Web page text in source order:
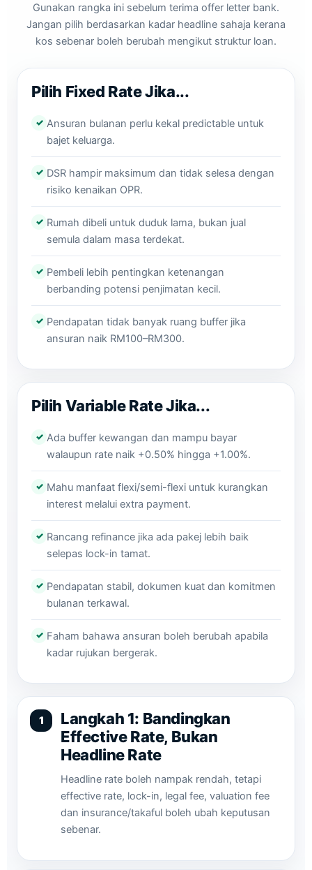
Gunakan rangka ini sebelum terima offer letter bank.
Jangan pilih berdasarkan kadar headline sahaja kerana
kos sebenar boleh berubah mengikut struktur loan.
Pilih Fixed Rate Jika...
✓ Ansuran bulanan perlu kekal predictable untuk
bajet keluarga.
✓ DSR hampir maksimum dan tidak selesa dengan
risiko kenaikan OPR.
✓ Rumah dibeli untuk duduk lama, bukan jual
semula dalam masa terdekat.
✓ Pembeli lebih pentingkan ketenangan
berbanding potensi penjimatan kecil.
✓ Pendapatan tidak banyak ruang buffer jika
ansuran naik RM100–RM300.
Pilih Variable Rate Jika...
✓ Ada buffer kewangan dan mampu bayar
walaupun rate naik +0.50% hingga +1.00%.
✓ Mahu manfaat flexi/semi-flexi untuk kurangkan
interest melalui extra payment.
✓ Rancang refinance jika ada pakej lebih baik
selepas lock-in tamat.
✓ Pendapatan stabil, dokumen kuat dan komitmen
bulanan terkawal.
✓ Faham bahawa ansuran boleh berubah apabila
kadar rujukan bergerak.
Langkah 1: Bandingkan
Effective Rate, Bukan
Headline Rate
Headline rate boleh nampak rendah, tetapi
effective rate, lock-in, legal fee, valuation fee
dan insurance/takaful boleh ubah keputusan
sebenar.